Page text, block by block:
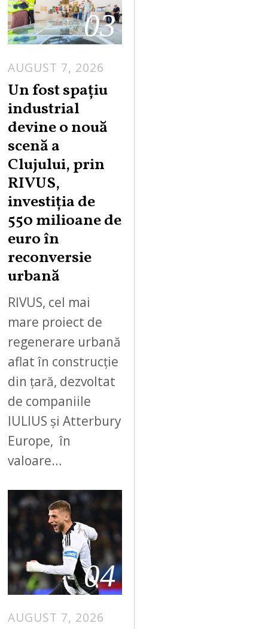
03
AUGUST 7, 2026
Un fost spațiu
industrial
devine o nouă
scenă a
Clujului, prin
RIVUS,
investiția de
550 milioane de
euro în
reconversie
urbană
RIVUS, cel mai
mare proiect de
regenerare urbană
aflat în construcție
din țară, dezvoltat
de companiile
IULIUS și Atterbury
Europe, în
valoare…
04
AUGUST 7, 2026